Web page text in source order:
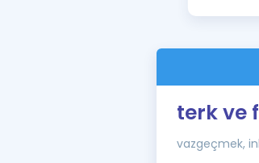
terk ve
vazgeçmek,